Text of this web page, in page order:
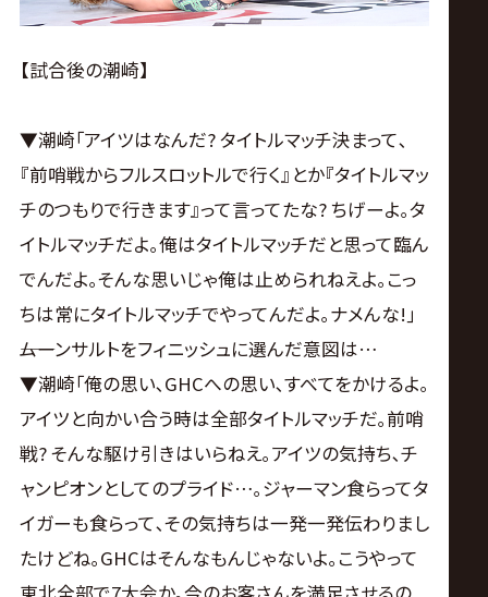
【試合後の潮崎】
▼潮崎｢アイツはなんだ? タイトルマッチ決まって､
『前哨戦からフルスロットルで行く』とか『タイトルマッ
チのつもりで行きます』って言ってたな? ちげーよ｡タ
イトルマッチだよ｡俺はタイトルマッチだと思って臨ん
でんだよ｡そんな思いじゃ俺は止められねえよ｡こっ
ちは常にタイトルマッチでやってんだよ｡ナメんな!｣
――ムーンサルトをフィニッシュに選んだ意図は…
▼潮崎｢俺の思い､GHCへの思い､すべてをかけるよ｡
アイツと向かい合う時は全部タイトルマッチだ｡前哨
戦? そんな駆け引きはいらねえ｡アイツの気持ち､チ
ャンピオンとしてのプライド…｡ジャーマン食らってタ
イガーも食らって､その気持ちは一発一発伝わりまし
たけどね｡GHCはそんなもんじゃないよ｡こうやって